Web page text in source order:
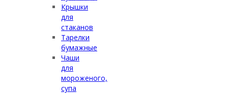
Крышки
для
стаканов
Тарелки
бумажные
Чаши
для
мороженого,
супа